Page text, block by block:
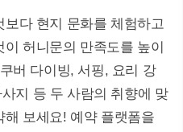
다 현지 문화를 체험하고
허니문의 만족도를 높이
버 다이빙, 서핑, 요리 강
지 등 두 사람의 취향에 맞
보세요! 예약 플랫폼을